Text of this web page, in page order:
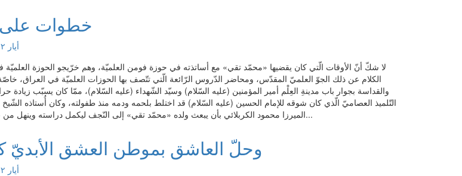
خطوات
أيار ٢٢, ٢٠١٦
لا شكّ أنّ الأوقات الّتي كان يقضيها «محمّد تقي» مع أساتذته في حوزة فومن العلميّة، وهم خرّيجو الحوزة العلميّة
الكلام عن ذلك الجوّ العلميّ المقدّس، ومحاضر الدّروس الرّائعة الّتي تتّصف بها الحوزات العلميّة في العراق،
والقداسة بجوار باب مدينةِ العِلْم أمير المؤمنين (عليه السّلام) وسيّد الشّهداء (عليه السّلام)، ممّا كان يسبّب زيادة
التّلميذ العصاميّ الّذي كان شوقه للإمام الحسين (عليه السّلام) قد اختلط بلحمه ودمه منذ طفولته، وكان أُستاذه
الميرزا محمود الكربلائي بأن يبعث ولده «محمّد تقي» إلى النّجف ليكمل دراسته وينهل من علوم أهل البيت (عليهم السّلام)...
وحلّ العاشق بموطن العشق الأبديّ
أيار ٢٢, ٢٠١٦